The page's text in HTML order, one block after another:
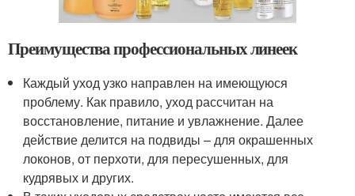
Преимущества профессиональных линеек
Каждый уход узко направлен на имеющуюся
проблему. Как правило, уход рассчитан на
восстановление, питание и увлажнение. Далее
действие делится на подвиды – для окрашенных
локонов, от перхоти, для пересушенных, для
кудрявых и других.